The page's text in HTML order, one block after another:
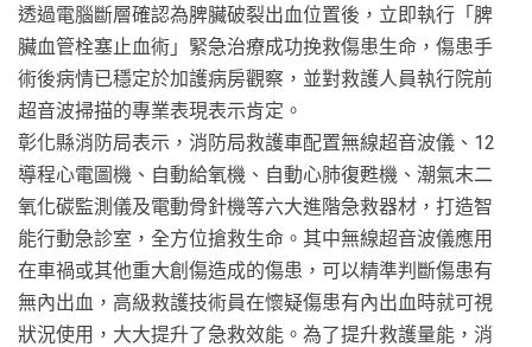
透過電腦斷層確認為脾臟破裂出血位置後，立即執行「脾
臟血管栓塞止血術」緊急治療成功挽救傷患生命，傷患手
術後病情已穩定於加護病房觀察，並對救護人員執行院前
超音波掃描的專業表現表示肯定。
彰化縣消防局表示，消防局救護車配置無線超音波儀、12
導程心電圖機、自動給氧機、自動心肺復甦機、潮氣末二
氧化碳監測儀及電動骨針機等六大進階急救器材，打造智
能行動急診室，全方位搶救生命。其中無線超音波儀應用
在車禍或其他重大創傷造成的傷患，可以精準判斷傷患有
無內出血，高級救護技術員在懷疑傷患有內出血時就可視
狀況使用，大大提升了急救效能。為了提升救護量能，消